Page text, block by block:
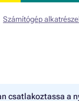
Számítógép
csatlakoztassa a